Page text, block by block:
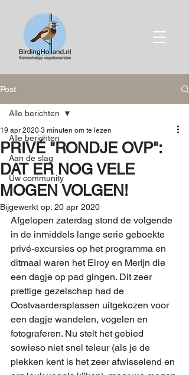
Post
Alle berichten
Aan de slag
Uw community
Alle berichten
PRIVÉ "RONDJE OVP":
DAT ER NOG VELE
MOGEN VOLGEN!
19 apr 2020 3 minuten om te lezen
Bijgewerkt op: 20 apr 2020
Afgelopen zaterdag stond de volgende
in de inmiddels lange serie geboekte
privé-excursies op het programma en
ditmaal waren het Elroy en Merijn die
een dagje op pad gingen. Dit zeer
prettige gezelschap had de
Oostvaardersplassen uitgekozen voor
een dagje wandelen, vogelen en
fotograferen. Nu stelt het gebied
sowieso niet snel teleur (als je de
plekken kent is het zeer afwisselend en